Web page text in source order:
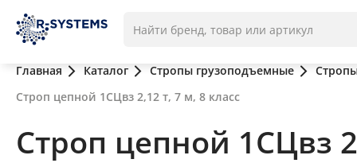
Главная Каталог Стропы грузоподъемные
Строп цепной 1СЦвз 2,12 т, 7 м, 8 класс
Строп цепной 1СЦвз